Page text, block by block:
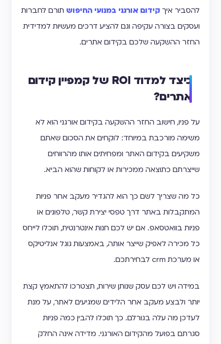
להסביר איך קידום אורגני במנועי החיפוש תורם לחברות
ועסקים בצורה עקיפה וגם להציע דרכים מעשיות למדידית
החזר ההשקעה שלכם בקידום אתרים.
כיצד למדוד ROI של קמפיין קידום
אתרים?
על פניו, חישוב החזר ההשקעה בקידום אורגני הוא לא
משימה מורכבת במיוחד: לוקחים את הסכום שאתם
משקיעים בקידום האתר ומפחיתים אותו מהרווחים
שייצרתם כתוצאה ממכירות או לקוחות שהוא הביא.
כל מה שצריך לשם כך הוא להגדיר מעקב אחר פניות
המתקבלות באתר דרך טפסי יצירת קשר, טלפונים או
פניות בוואטסאפ. אם יש לכם חנות אינטרנטית, תוכלו לייחס
כל מכירה לאפיק שייצר אותה, באמצעות גוגל אנליטיקס
או מערכת crm לבחירתכם.
במידה ויש לכם עסק שנותן שירות, תצטרכו להתאמץ קצת
יותר ולבצע מעקב אחר הלידים שמגיעים לאתר, על מנת
לעדכן מה עלה בגורלם. כך תוכלו להבין כמה פניות
סגרתם בפועל מהקידום האורגני. מדידה אינה החלק